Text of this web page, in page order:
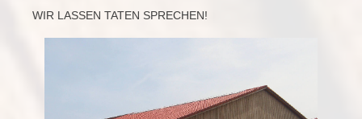
WIR LASSEN TATEN SPRECHEN!